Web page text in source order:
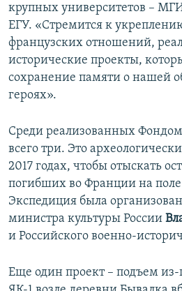
крупных университетов –
ЕГУ. «Стремится к
французских отношений,
исторические проекты,
сохранение памяти о нашей
героях».
Среди реализованных Фондом
всего три. Это
2017 годах, чтобы отыскать
погибших во Франции на
Экспедиция была
министра культуры России
и Российского военно-
Еще один проект – подъем из-